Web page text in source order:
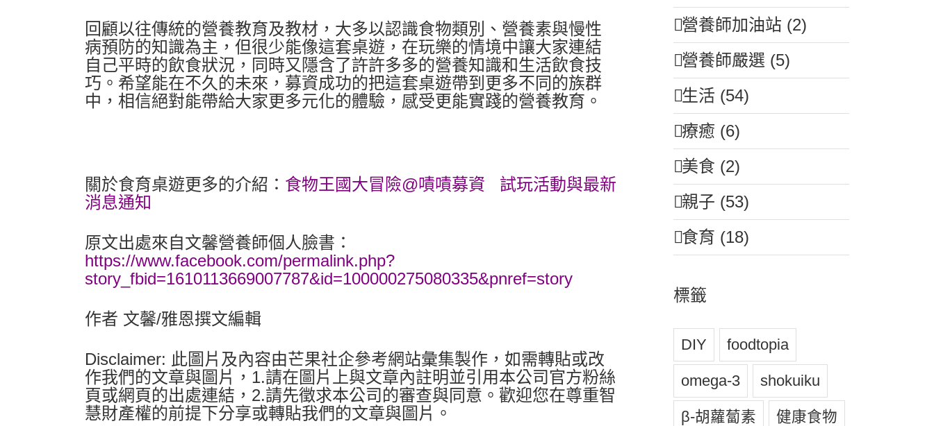
回顧以往傳統的營養教育及教材，大多以認識食物類別、營養素與慢性
病預防的知識為主，但很少能像這套桌遊，在玩樂的情境中讓大家連結
自己平時的飲食狀況，同時又隱含了許許多多的營養知識和生活飲食技
巧。希望能在不久的未來，募資成功的把這套桌遊帶到更多不同的族群
中，相信絕對能帶給大家更多元化的體驗，感受更能實踐的營養教育。
關於食育桌遊更多的介紹： 食物王國大冒險@嘖嘖募資
試玩活動與最新
消息通知
原文出處來自文馨營養師個人臉書：
https://www.facebook.com/permalink.php?
story_fbid=1610113669007787&id=100000275080335&pnref=story
作者 文馨/雅恩撰文編輯
Disclaimer: 此圖片及內容由芒果社企參考網站彙集製作，如需轉貼或改
作我們的文章與圖片，1.請在圖片上與文章內註明並引用本公司官方粉絲
頁或網頁的出處連結，2.請先徵求本公司的審查與同意。歡迎您在尊重智
慧財產權的前提下分享或轉貼我們的文章與圖片。
營養師加油站 (2)
營養師嚴選 (5)
生活 (54)
療癒 (6)
美食 (2)
親子 (53)
食育 (18)
標籤
DIY foodtopia
omega-3 shokuiku
β-胡蘿蔔素 健康食物